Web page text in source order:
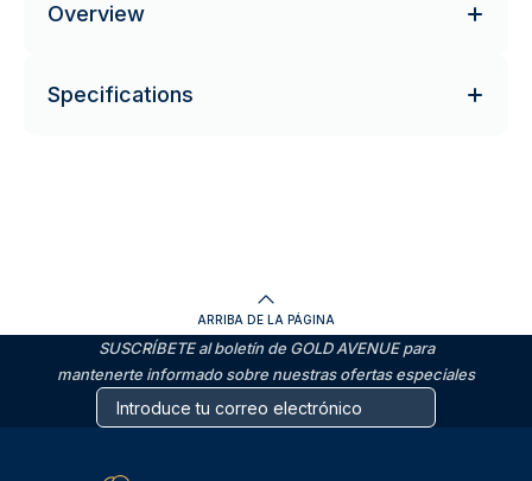
Overview
Specifications
ARRIBA DE LA PÁGINA
SUSCRÍBETE al boletín de GOLD AVENUE para
mantenerte informado sobre nuestras ofertas especiales